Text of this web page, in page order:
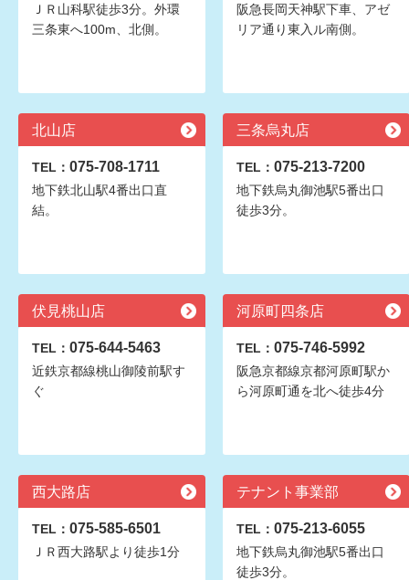
ＪＲ山科駅徒歩3分。外環
三条東へ100m、北側。
阪急長岡天神駅下車、アゼ
リア通り東入ル南側。
北山店
TEL： 075-708-1711
地下鉄北山駅4番出口直
結。
三条烏丸店
TEL： 075-213-7200
地下鉄烏丸御池駅5番出口
徒歩3分。
伏見桃山店
TEL： 075-644-5463
近鉄京都線桃山御陵前駅す
ぐ
河原町四条店
TEL： 075-746-5992
阪急京都線京都河原町駅か
ら河原町通を北へ徒歩4分
西大路店
TEL： 075-585-6501
ＪＲ西大路駅より徒歩1分
テナント事業部
TEL： 075-213-6055
地下鉄烏丸御池駅5番出口
徒歩3分。